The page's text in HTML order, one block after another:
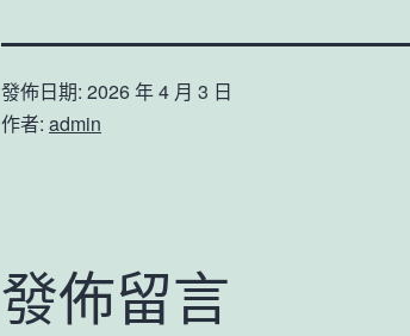
發佈日期: 2026 年 4 月 3 日
作者: admin
發佈留言